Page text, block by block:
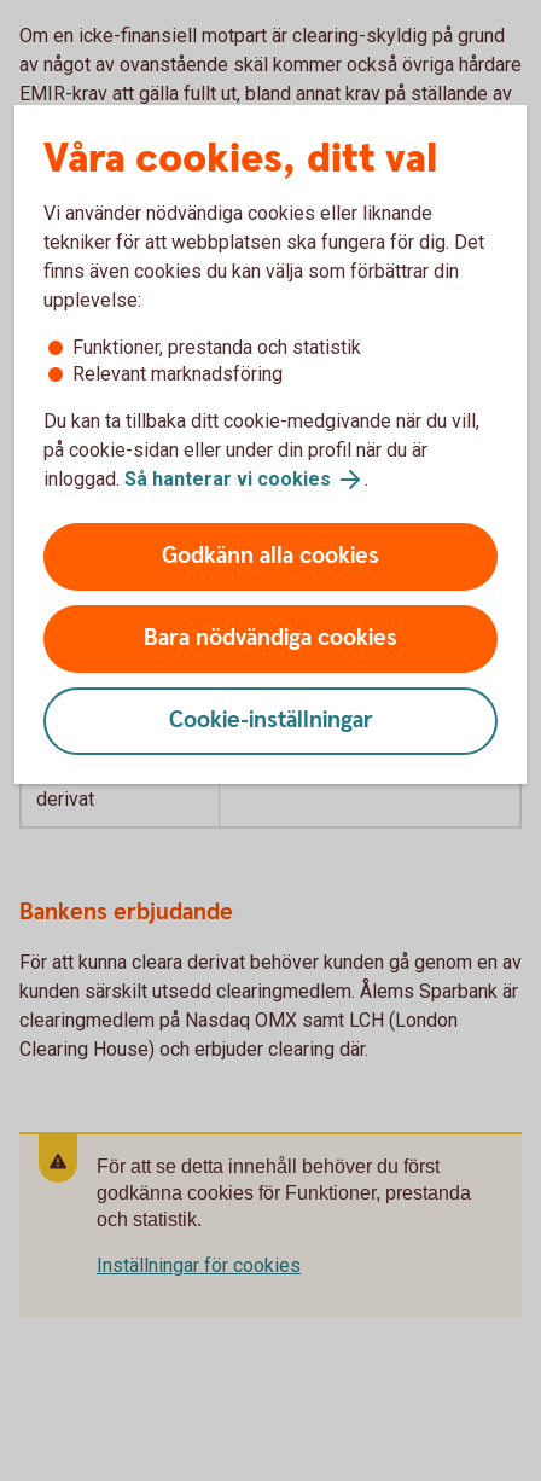
Om en icke-finansiell motpart är clearing-skyldig på grund
av något av ovanstående skäl kommer också övriga hårdare
EMIR-krav att gälla fullt ut, bland annat krav på ställande av
transaktionsrapportering
. Utför ni däremot
beräkningarna enligt reglerna och inte överskrider nämnda
tröskelbelopp behöver ni varken cleara eller följa övriga
riskbegränsande åtgärder
.
Gränser för clearingtröskeln (i nominella
belopp):
Klass av OTC-
Tröskelvärde
Kreditderivat EUR 1 miljard
Aktiederivat EUR 1 miljard
Räntederivat
Valutaderivat EUR 3 miljarder
derivat
Bankens erbjudande
För att kunna cleara derivat behöver kunden gå genom en av
kunden särskilt utsedd clearingmedlem. Ålems Sparbank är
clearingmedlem på Nasdaq OMX samt LCH (London
Clearing House) och erbjuder clearing där.
För att se detta innehåll behöver du först
godkänna cookies för Funktioner, prestanda
och statistik.
Inställningar för cookies
Våra cookies, ditt val
Vi använder nödvändiga cookies eller liknande
tekniker för att webbplatsen ska fungera för dig. Det
finns även cookies du kan välja som förbättrar din
upplevelse:
Funktioner, prestanda och statistik
Relevant marknadsföring
Du kan ta tillbaka ditt cookie-medgivande när du vill,
på cookie-sidan eller under din profil när du är
inloggad. Så hanterar vi cookies .
Godkänn alla cookies
Bara nödvändiga cookies
Cookie-inställningar